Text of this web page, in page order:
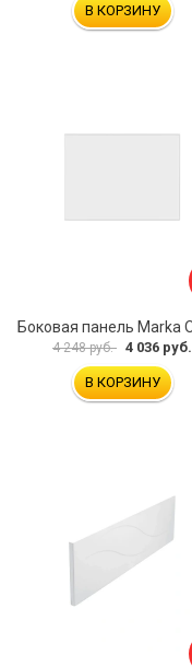
В КОРЗИНУ
4 248 руб. 4 036 руб.
В КОРЗИНУ